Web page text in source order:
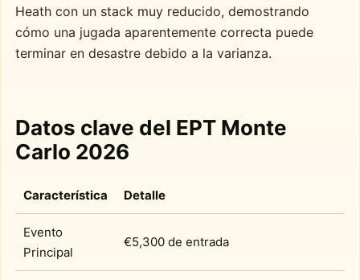
Heath con un stack muy reducido, demostrando
cómo una jugada aparentemente correcta puede
terminar en desastre debido a la varianza.
Datos clave del EPT Monte
Carlo 2026
Característica Detalle
Evento
Principal
€5,300 de entrada